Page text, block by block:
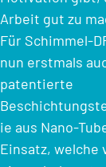
Arbeit gut zu
Für Schimmel-
nun erstmals
patentierte
ie aus Nano-
Einsatz, welche